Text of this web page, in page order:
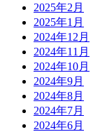
2025年2月
2025年1月
2024年12月
2024年11月
2024年10月
2024年9月
2024年8月
2024年7月
2024年6月